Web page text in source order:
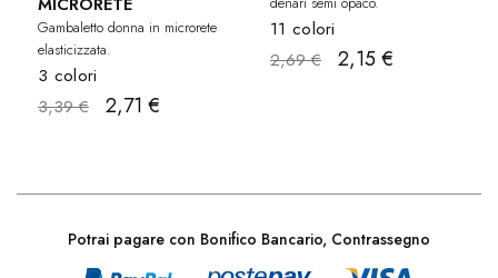
Gambaletto donna in microrete
elasticizzata.
3 colori
3,39 €
2,71 €
11 colori
2,69 €
2,15 €
Potrai pagare con Bonifico Bancario, Contrassegno